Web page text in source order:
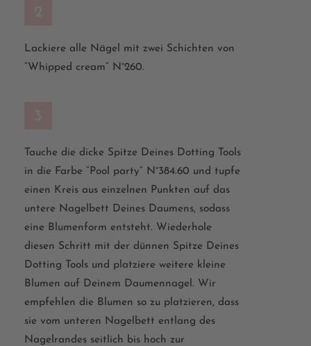
Lackiere alle Nägel
mit zwei Schichten von
“Whipped cream” N°260.
Tauche die dicke Spitze Deines Dotting Tools
in die Farbe “ Pool party” N°384.60 und tupfe
einen Kreis aus einzelnen Punkten auf das
untere Nagelbett Deines Daumens, sodass
eine Blumenform entsteht. Wiederhole
diesen Schritt mit der dünnen Spitze Deines
Dotting Tools und platziere weitere kleine
Blumen auf Deinem Daumennagel. Wir
empfehlen die Blumen so zu platzieren, dass
sie vom unteren Nagelbett entlang des
Nagelrandes seitlich bis hoch zur